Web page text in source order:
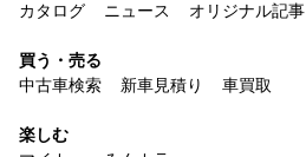
カタログ
ニュース オリジナル記事
買う・売る
中古車検索
新車見積り 車買取
楽しむ